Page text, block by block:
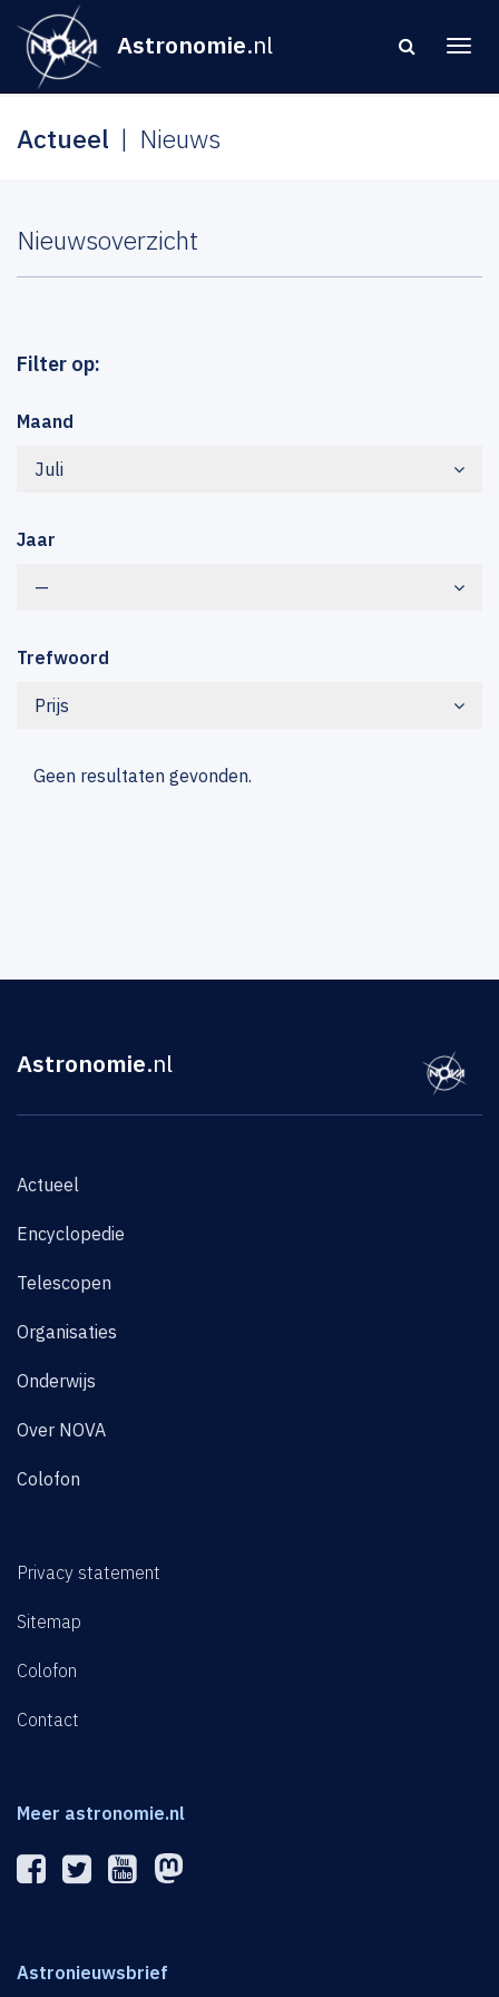
Astronomie.nl
Actueel Nieuws
Nieuwsoverzicht
Filter op:
Maand
Juli
Jaar
—
Trefwoord
Prijs
Geen resultaten gevonden.
Astronomie.nl
Actueel
Encyclopedie
Telescopen
Organisaties
Onderwijs
Over NOVA
Colofon
Privacy statement
Sitemap
Colofon
Contact
Meer astronomie.nl
Astronieuwsbrief